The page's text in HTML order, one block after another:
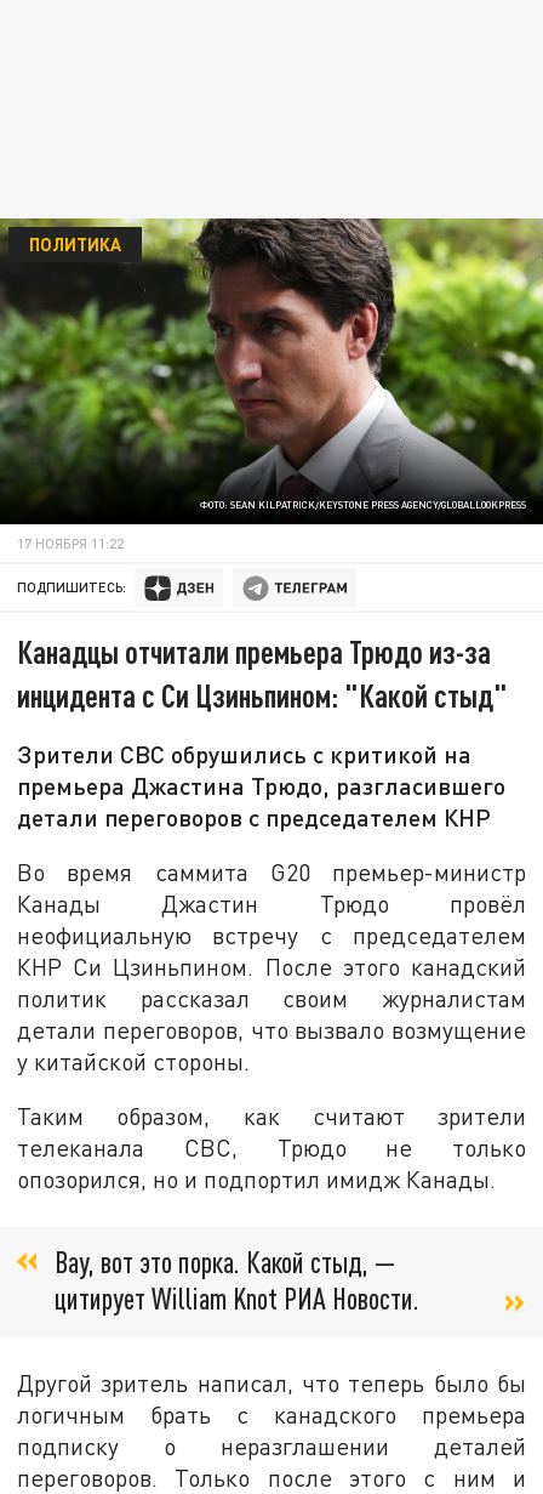
ФОТО: SEAN KILPATRICK/KEYSTONE PRESS AGENCY/GLOBALLOOKPRESS
ПОЛИТИКА
17 НОЯБРЯ 11:22
ПОДПИШИТЕСЬ:
Канадцы отчитали премьера Трюдо из-за
инцидента с Си Цзиньпином: "Какой стыд"
Зрители CBC обрушились с критикой на
премьера Джастина Трюдо, разгласившего
детали переговоров с председателем КНР
Во время саммита G20 премьер-министр
Канады Джастин Трюдо провёл
неофициальную встречу с председателем
КНР Си Цзиньпином. После этого канадский
политик рассказал своим журналистам
детали переговоров, что вызвало возмущение
у китайской стороны.
Таким образом, как считают зрители
телеканала CBC, Трюдо не только
опозорился, но и подпортил имидж Канады.
Вау, вот это порка. Какой стыд, —
цитирует William Knot РИА Новости.
Другой зритель написал, что теперь было бы
логичным брать с канадского премьера
подписку о неразглашении деталей
переговоров. Только после этого с ним и